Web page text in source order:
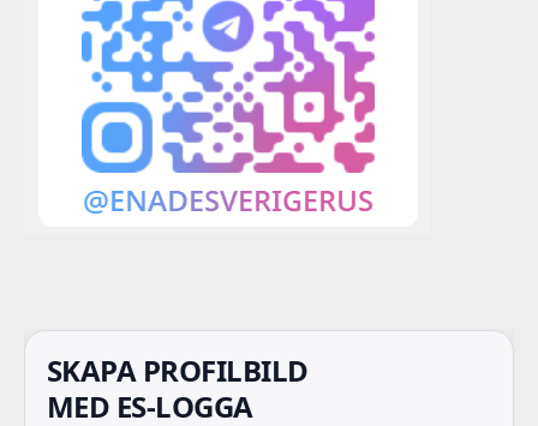
SKAPA PROFILBILD
MED ES-LOGGA